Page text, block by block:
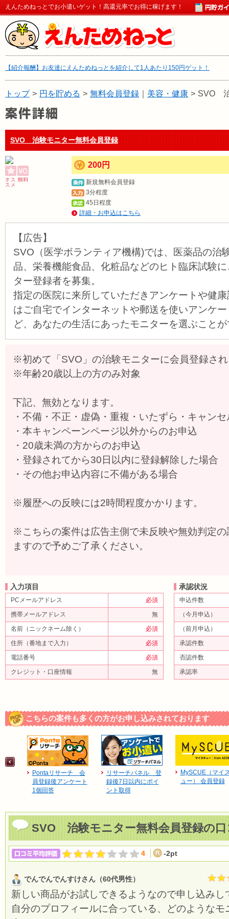
えんためねっとでお小遣いゲット！高還元率でお得に稼げます！
【紹介報酬】お友達にえんためねっとを紹介して1人あたり150円ゲット！
トップ > 円を貯める > 無料会員登録 美容・健康 > SVO
SVO 治験モニター無料会員登録
200円
新規無料会員登録
3分程度
45日程度
詳細・お申込はこちら
【広告】
SVO（医学ボランティア機構)では、医薬品の治
品、栄養機能食品、化粧品などのヒト臨床試験
ター登録者を募集。
指定の医院に来所していただきアンケートや健
はご自宅でインターネットや郵送を使いアンケ
ど、あなたの生活にあったモニターを選ぶこと
※初めて「SVO」の治験モニターに会員登録さ
※年齢20歳以上の方のみ対象
下記、無効となります。
・不備・不正・虚偽・重複・いたずら・キャンセ
・本キャンペーンページ以外からのお申込
・20歳未満の方からのお申込
・登録されてから30日以内に登録解除した場合
・その他お申込内容に不備がある場合
※履歴への反映には2時間程度かかります。
※こちらの案件は広告主側で未反映や無効判定
ますので予めご了承ください。
入力項目
PCメールアドレス
必須
携帯メールアドレス
無
名前（ニックネーム除く）
必須
住所（番地まで入力）
必須
電話番号
必須
クレジット・口座情報
無
承認状況
申込件数
（今月申込）
（前月申込）
承認件数
否認件数
承認率
こちらの案件も多くの方がお申し込みされております
Pontaリサーチ 会
員登録後アンケート
1個回答
リサーチパネル 登
録後7日以内にポイ
ント取得
MySCUE（マイ
ュー） 会員登録
SVO 治験モニター無料会員登録の口
4 -2pt
でんでんでんすけさん（60代男性）
新しい商品がお試しできるようなので申し込み
自分のプロフィールに合っている、どのような